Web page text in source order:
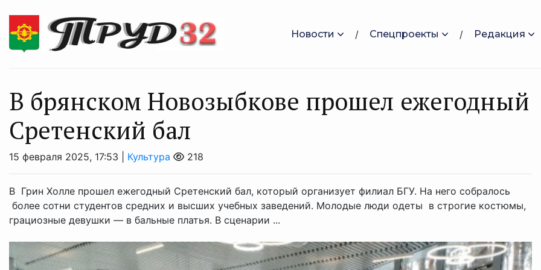
Новости Спецпроекты Редакция
В брянском Новозыбкове прошел ежегодный
Сретенский бал
15 февраля 2025, 17:53 | Культура 218
В Грин Холле прошел ежегодный Сретенский бал, который организует филиал БГУ. На него собралось
более сотни студентов средних и высших учебных заведений. Молодые люди одеты в строгие костюмы,
грациозные девушки — в бальные платья. В сценарии ...